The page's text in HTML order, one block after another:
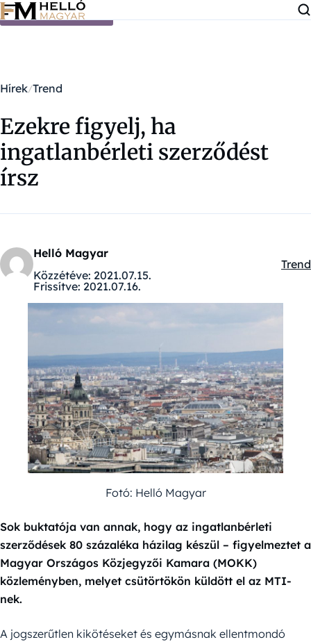
Ugrás a tartalomra
Hírek Trend
Ezekre figyelj, ha
ingatlanbérleti szerződést
írsz
Helló Magyar
Közzétéve: 2021.07.15.
Frissítve: 2021.07.16.
Trend
Fotó: Helló Magyar
Sok buktatója van annak, hogy az ingatlanbérleti
szerződések 80 százaléka házilag készül – figyelmeztet a
Magyar Országos Közjegyzői Kamara (MOKK)
közleményben, melyet csütörtökön küldött el az MTI-
nek.
A jogszerűtlen kikötéseket és egymásnak ellentmondó